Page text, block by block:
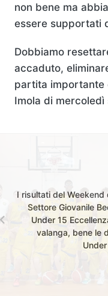
non bene ma
essere supportati
Dobbiamo
accaduto,
partita importante
Imola di mercoledì
I risultati del Weekend
Settore Giovanile
Under 15
valanga, bene le